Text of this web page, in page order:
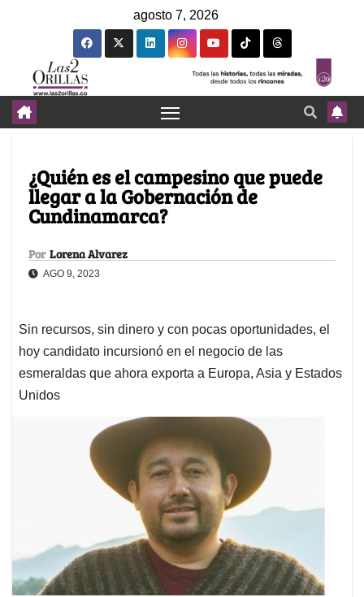
agosto 7, 2026
¿Quién es el campesino que puede
llegar a la Gobernación de
Cundinamarca?
Por Lorena Alvarez
AGO 9, 2023
Sin recursos, sin dinero y con pocas oportunidades, el
hoy candidato incursionó en el negocio de las
esmeraldas que ahora exporta a Europa, Asia y Estados
Unidos